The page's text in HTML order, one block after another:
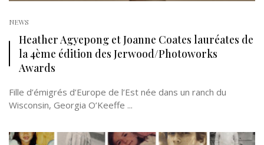
NEWS
Heather Agyepong et Joanne Coates lauréates de
la 4ème édition des Jerwood/Photoworks
Awards
Fille d’émigrés d’Europe de l’Est née dans un ranch du
Wisconsin, Georgia O’Keeffe ...